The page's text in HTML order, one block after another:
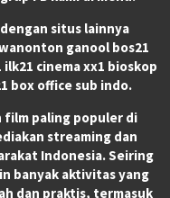
situs lainnya
ganool bos21
cinema xx1 bioskop
box office sub indo.
film paling populer di
streaming dan
Indonesia. Seiring
banyak aktivitas yang
dan praktis, termasuk